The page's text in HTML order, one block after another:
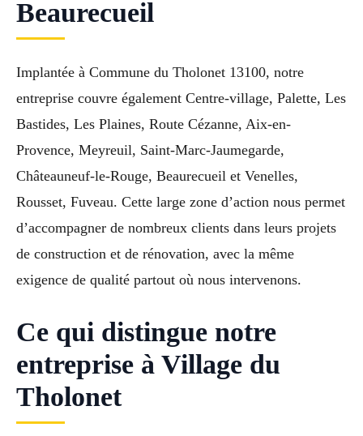
Beaurecueil
Implantée à Commune du Tholonet 13100, notre
entreprise couvre également Centre-village, Palette, Les
Bastides, Les Plaines, Route Cézanne, Aix-en-
Provence, Meyreuil, Saint-Marc-Jaumegarde,
Châteauneuf-le-Rouge, Beaurecueil et Venelles,
Rousset, Fuveau. Cette large zone d’action nous permet
d’accompagner de nombreux clients dans leurs projets
de construction et de rénovation, avec la même
exigence de qualité partout où nous intervenons.
Ce qui distingue notre
entreprise à Village du
Tholonet